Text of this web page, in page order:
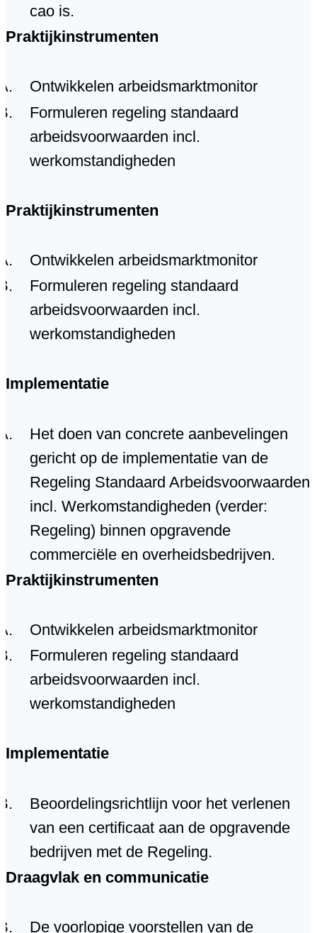
cao is.
Praktijkinstrumenten
Ontwikkelen arbeidsmarktmonitor
Formuleren regeling standaard
arbeidsvoorwaarden incl.
werkomstandigheden
Praktijkinstrumenten
Ontwikkelen arbeidsmarktmonitor
Formuleren regeling standaard
arbeidsvoorwaarden incl.
werkomstandigheden
Implementatie
Het doen van concrete aanbevelingen
gericht op de implementatie van de
Regeling Standaard Arbeidsvoorwaarden
incl. Werkomstandigheden (verder:
Regeling) binnen opgravende
commerciële en overheidsbedrijven.
Praktijkinstrumenten
Ontwikkelen arbeidsmarktmonitor
Formuleren regeling standaard
arbeidsvoorwaarden incl.
werkomstandigheden
Implementatie
Beoordelingsrichtlijn voor het verlenen
van een certificaat aan de opgravende
bedrijven met de Regeling.
Draagvlak en communicatie
De voorlopige voorstellen van de